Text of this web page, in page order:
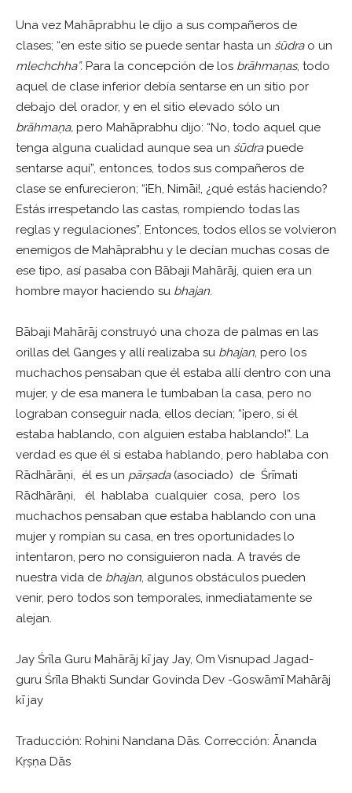
Una vez Mahāprabhu le dijo a sus compañeros de
clases; “en este sitio se puede sentar hasta un śūdra o un
mlechchha”. Para la concepción de los brāhmaṇas, todo
aquel de clase inferior debía sentarse en un sitio por
debajo del orador, y en el sitio elevado sólo un
brāhmaṇa, pero Mahāprabhu dijo: “No, todo aquel que
tenga alguna cualidad aunque sea un śūdrapuede
sentarse aquí”, entonces, todos sus compañeros de
clase se enfurecieron; “¡Eh, Nimāi!, ¿qué estás haciendo?
Estás irrespetando las castas, rompiendo todas las
reglas y regulaciones”. Entonces, todos ellos se volvieron
enemigos de Mahāprabhu y le decían muchas cosas de
ese tipo, así pasaba con Bābaji Mahārāj, quien era un
hombre mayor haciendo su bhajan.
Bābaji Mahārāj construyó una choza de palmas en las
orillas del Ganges y allí realizaba su bhajan, pero los
muchachos pensaban que él estaba allí dentro con una
mujer, y de esa manera le tumbaban la casa, pero no
lograban conseguir nada, ellos decían; “¡pero, si él
estaba hablando, con alguien estaba hablando!”. La
verdad es que él si estaba hablando, pero hablaba con
Rādhārāṇi, él es un pārṣada (asociado) de Śrīmati
Rādhārāṇi, él hablaba cualquier cosa, pero los
muchachos pensaban que estaba hablando con una
mujer y rompían su casa, en tres oportunidades lo
intentaron, pero no consiguieron nada. A través de
nuestra vida de bhajan, algunos obstáculos pueden
venir, pero todos son temporales, inmediatamente se
alejan.
Jay Śrīla Guru Mahārāj kī jay Jay, Om Visnupad Jagad-
guru Śrīla Bhakti Sundar Govinda Dev -Goswāmī Mahārāj
kī jay
Traducción: Rohini Nandana Dās. Corrección: Ānanda
Kṛṣṇa Dās